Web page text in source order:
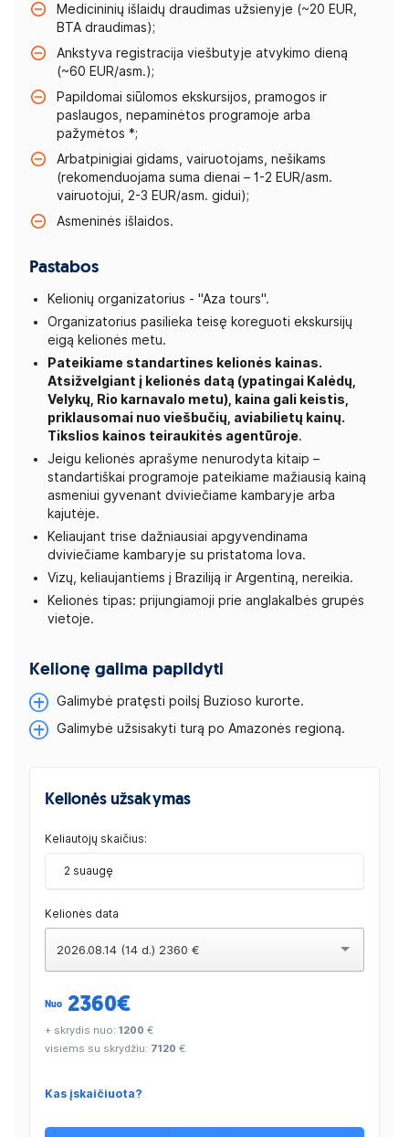
Medicininių išlaidų draudimas užsienyje (~20 EUR,
BTA draudimas);
Ankstyva registracija viešbutyje atvykimo dieną
(~60 EUR/asm.);
Papildomai siūlomos ekskursijos, pramogos ir
paslaugos, nepaminėtos programoje arba
pažymėtos *;
Arbatpinigiai gidams, vairuotojams, nešikams
(rekomenduojama suma dienai – 1-2 EUR/asm.
vairuotojui, 2-3 EUR/asm. gidui);
Asmeninės išlaidos.
Pastabos
Kelionių organizatorius - "Aza tours".
Organizatorius pasilieka teisę koreguoti ekskursijų
eigą kelionės metu.
Pateikiame standartines kelionės kainas.
Atsižvelgiant į kelionės datą (ypatingai Kalėdų,
Velykų, Rio karnavalo metu), kaina gali keistis,
priklausomai nuo viešbučių, aviabilietų kainų.
Tikslios kainos teiraukitės agentūroje.
Jeigu kelionės aprašyme nenurodyta kitaip –
standartiškai programoje pateikiame mažiausią kainą
asmeniui gyvenant dviviečiame kambaryje arba
kajutėje.
Keliaujant trise dažniausiai apgyvendinama
dviviečiame kambaryje su pristatoma lova.
Vizų, keliaujantiems į Braziliją ir Argentiną, nereikia.
Kelionės tipas: prijungiamoji prie anglakalbės grupės
vietoje.
Kelionę galima papildyti
Galimybė pratęsti poilsį Buzioso kurorte.
Galimybė užsisakyti turą po Amazonės regioną.
Kelionės užsakymas
Keliautojų skaičius:
2 suaugę
Kelionės data
2026.08.14 (14 d.) 2360 €
Nuo 2360€
+ skrydis nuo: 1200 €
visiems su skrydžiu: 7120 €
Kas įskaičiuota?